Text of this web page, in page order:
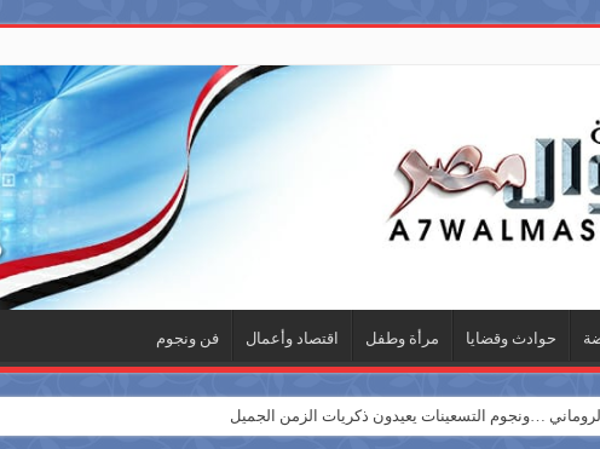
حوادث وقضايا مرأة وطفل اقتصاد وأعمال فن ونجوم
…ونجوم التسعينات يعيدون ذكريات الزمن الجميل